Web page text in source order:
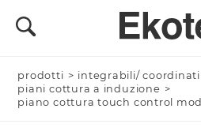
prodotti > integrabili/
piani cottura a induzione >
piano cottura touch control
Nominativo *